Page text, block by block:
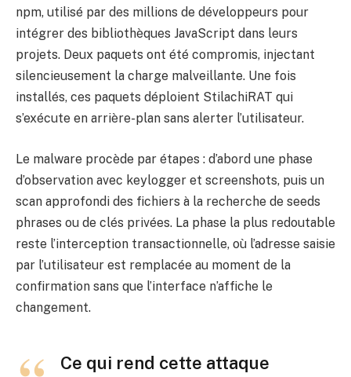
npm, utilisé par des millions de développeurs pour
intégrer des bibliothèques JavaScript dans leurs
projets. Deux paquets ont été compromis, injectant
silencieusement la charge malveillante. Une fois
installés, ces paquets déploient StilachiRAT qui
s’exécute en arrière-plan sans alerter l’utilisateur.
Le malware procède par étapes : d’abord une phase
d’observation avec keylogger et screenshots, puis un
scan approfondi des fichiers à la recherche de seeds
phrases ou de clés privées. La phase la plus redoutable
reste l’interception transactionnelle, où l’adresse saisie
par l’utilisateur est remplacée au moment de la
confirmation sans que l’interface n’affiche le
changement.
Ce qui rend cette attaque